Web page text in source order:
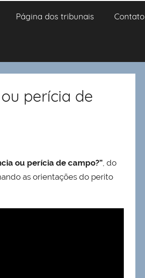
Página dos tribunais Contato
perícia de
ou perícia de campo?”, do
as orientações do perito